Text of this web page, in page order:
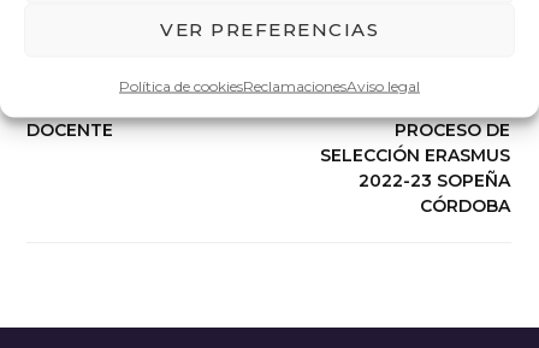
VER PREFERENCIAS
Política de cookiesReclamacionesAviso legal
CONVOCATORIA DE
DOCENTE
PUBLICACIÓN DE LISTAS
PROCESO DE
SELECCIÓN ERASMUS
2022-23 SOPEÑA
CÓRDOBA